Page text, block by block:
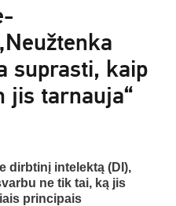
suprasti, kaip
jis tarnauja“
dirbtinį intelektą (DI),
ne tik tai, ką jis
principais